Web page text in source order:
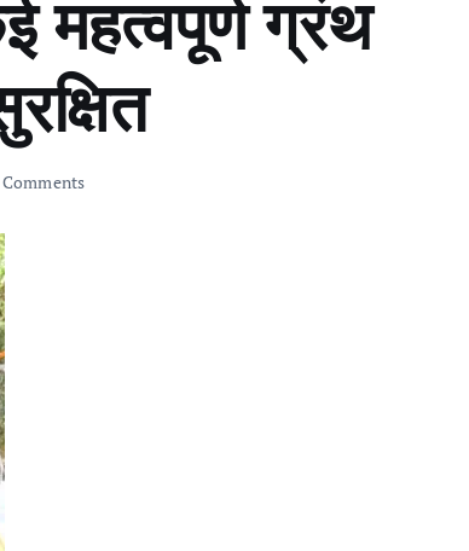
महत्वपूर्ण ग्रंथ
Comments